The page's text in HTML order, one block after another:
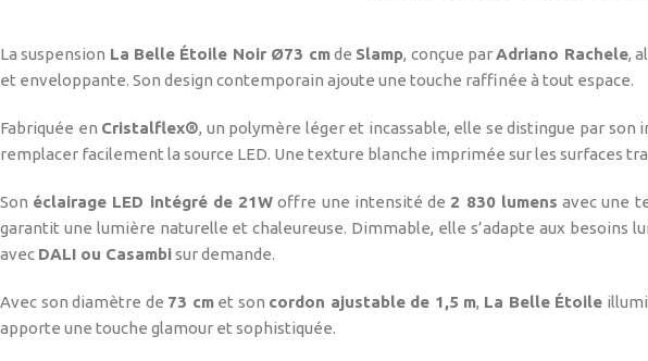
La suspension La Belle Étoile Noir Ø73 cmde Slamp, conçue parAdriano Rachele,
et enveloppante. Son design contemporain ajoute une touche raffinée à tout espace.
Fabriquée en Cristalflex®, un polymère léger et incassable, elle se distingue par son
remplacer facilement la source LED. Une texture blanche imprimée sur les surfaces
Son éclairage LED intégré de 21W offre une intensité de 2 830 lumens avec une
garantit une lumière naturelle et chaleureuse. Dimmable, elle s’adapte aux besoins
avec DALI ou Casambisur demande.
Avec son diamètre de 73 cmet son cordon ajustable de 1,5 m, La Belle Étoile
apporte une touche glamour et sophistiquée.